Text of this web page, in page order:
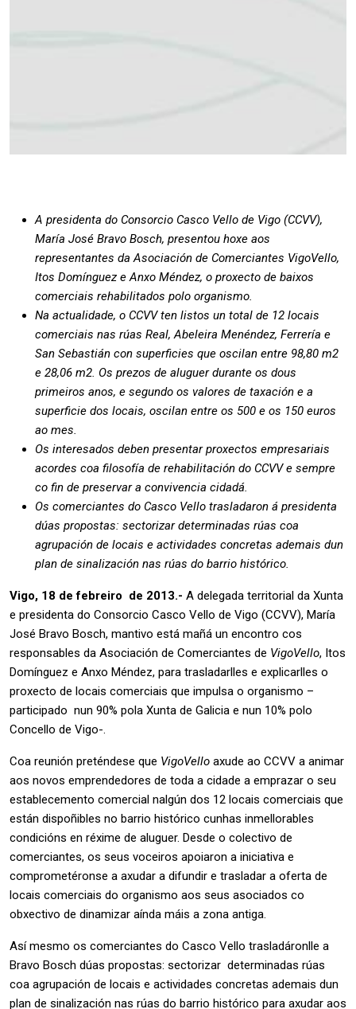
A presidenta do Consorcio Casco Vello de Vigo (CCVV),
María José Bravo Bosch, presentou hoxe aos
representantes da Asociación de Comerciantes VigoVello,
Itos Domínguez e Anxo Méndez, o proxecto de baixos
comerciais rehabilitados polo organismo.
Na actualidade, o CCVV ten listos un total de 12 locais
comerciais nas rúas Real, Abeleira Menéndez, Ferrería e
San Sebastián con superficies que oscilan entre 98,80 m2
e 28,06 m2. Os prezos de aluguer durante os dous
primeiros anos, e segundo os valores de taxación e a
superficie dos locais, oscilan entre os 500 e os 150 euros
ao mes.
Os interesados deben presentar proxectos empresariais
acordes coa filosofía de rehabilitación do CCVV e sempre
co fin de preservar a convivencia cidadá.
Os comerciantes do Casco Vello trasladaron á presidenta
dúas propostas: sectorizar determinadas rúas coa
agrupación de locais e actividades concretas ademais dun
plan de sinalización nas rúas do barrio histórico.
Vigo, 18 de febreiro de 2013.- A delegada territorial da Xunta
e presidenta do Consorcio Casco Vello de Vigo (CCVV), María
José Bravo Bosch, mantivo está mañá un encontro cos
responsables da Asociación de Comerciantes de VigoVello, Itos
Domínguez e Anxo Méndez, para trasladarlles e explicarlles o
proxecto de locais comerciais que impulsa o organismo –
participado nun 90% pola Xunta de Galicia e nun 10% polo
Concello de Vigo-.
Coa reunión preténdese que VigoVello axude ao CCVV a animar
aos novos emprendedores de toda a cidade a emprazar o seu
establecemento comercial nalgún dos 12 locais comerciais que
están dispoñibles no barrio histórico cunhas inmellorables
condicións en réxime de aluguer. Desde o colectivo de
comerciantes, os seus voceiros apoiaron a iniciativa e
comprometéronse a axudar a difundir e trasladar a oferta de
locais comerciais do organismo aos seus asociados co
obxectivo de dinamizar aínda máis a zona antiga.
Así mesmo os comerciantes do Casco Vello trasladáronlle a
Bravo Bosch dúas propostas: sectorizar determinadas rúas
coa agrupación de locais e actividades concretas ademais dun
plan de sinalización nas rúas do barrio histórico para axudar aos